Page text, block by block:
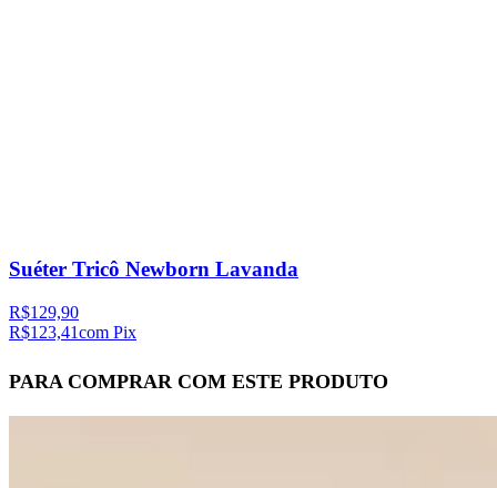
Suéter Tricô Newborn Lavanda
R$129,90
R$123,41com Pix
PARA COMPRAR COM ESTE PRODUTO